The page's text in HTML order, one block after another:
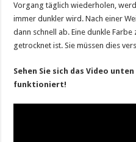
Vorgang täglich wiederholen,
immer dunkler wird. Nach einer
dann schnell ab. Eine dunkle
getrocknet ist. Sie müssen dies
Sehen Sie sich das Video
funktioniert!